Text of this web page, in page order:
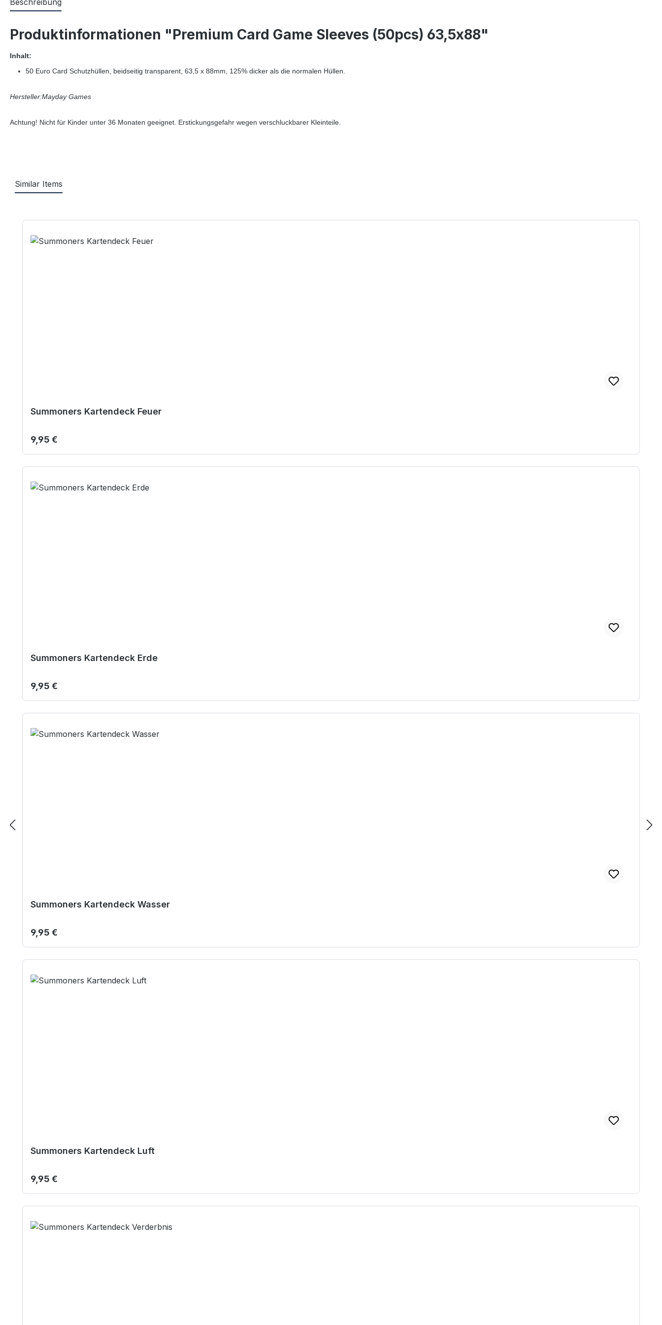
Beschreibung
Produktinformationen "Premium Card Game Sleeves (50pcs) 63,5x88"
Inhalt:
50 Euro Card Schutzhüllen, beidseitig transparent, 63,5 x 88mm, 125% dicker als die normalen Hüllen.
Hersteller:Mayday Games
Achtung! Nicht für Kinder unter 36 Monaten geeignet. Erstickungsgefahr wegen verschluckbarer Kleinteile.
Similar Items
Summoners Kartendeck Feuer
Regulärer Preis:
9,95 €
Summoners Kartendeck Erde
Regulärer Preis:
9,95 €
Summoners Kartendeck Wasser
Regulärer Preis:
9,95 €
Summoners Kartendeck Luft
Regulärer Preis:
9,95 €